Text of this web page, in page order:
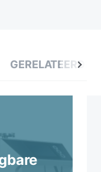
GERELATEERDE